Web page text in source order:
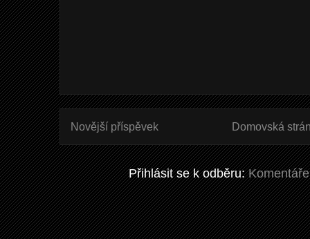
Novější příspěvek Domovská
Přihlásit se k odběru: